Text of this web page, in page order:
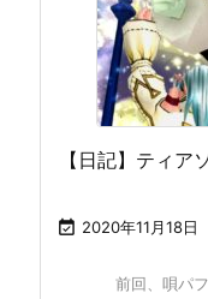
【日記】ティア
 2020年11月18日
前回、唄パフォ